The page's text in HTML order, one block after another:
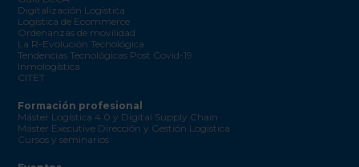
Digitalización Logística
Logística de Ecommerce
Ordenanzas de movilidad
La R-Evolución Tecnológica
Tendencias Tecnológicas Post Covid-19
Inmologística
CITET
Formación profesional
Máster Logística 4.0 y Digital Supply Chain
Máster Executive Dirección y Gestión Logística
Cursos y seminarios